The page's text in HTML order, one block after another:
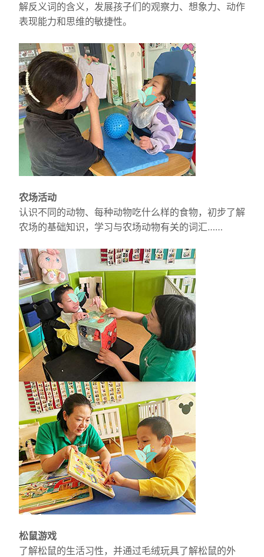
解反义词的含义，发展孩子们的观察力、想象力、动作
表现能力和思维的敏捷性。
农场活动
认识不同的动物、每种动物吃什么样的食物，初步了解
农场的基础知识，学习与农场动物有关的词汇……
松鼠游戏
了解松鼠的生活习性，并通过毛绒玩具了解松鼠的外